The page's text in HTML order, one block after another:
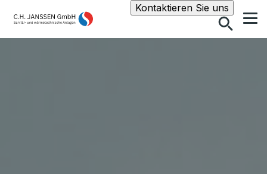
Kontaktieren Sie unsSuche